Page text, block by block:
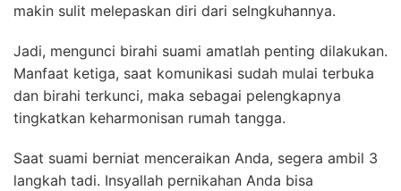
makin sulit melepaskan diri dari selngkuhannya.
Jadi, mengunci birahi suami amatlah penting dilakukan.
Manfaat ketiga, saat komunikasi sudah mulai terbuka
dan birahi terkunci, maka sebagai pelengkapnya
tingkatkan keharmonisan rumah tangga.
Saat suami berniat menceraikan Anda, segera ambil 3
langkah tadi. Insyallah pernikahan Anda bisa